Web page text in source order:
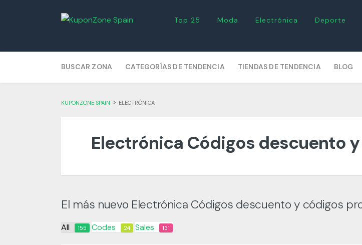
Top 25 Moda Electrónica Deporte
to
content
BUSCAR ZONA CATEGORÍAS DE TENDENCIA TIENDAS DE TENDENCIA BLOG
KUPONZONE SPAIN > ELECTRÓNICA
Electrónica Códigos descuento
El más nuevo Electrónica Códigos descuento y códigos
All 155 Codes 24 Sales 131